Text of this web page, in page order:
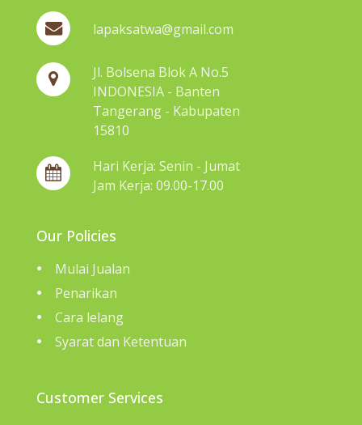
lapaksatwa@gmail.com
Jl. Bolsena Blok A No.5
INDONESIA - Banten
Tangerang - Kabupaten
15810
Hari Kerja: Senin - Jumat
Jam Kerja: 09.00-17.00
Our Policies
Mulai Jualan
Penarikan
Cara lelang
Syarat dan Ketentuan
Customer Services